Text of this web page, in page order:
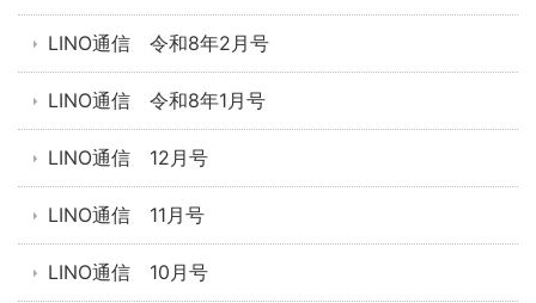
LINO通信 令和8年2月号
LINO通信 令和8年1月号
LINO通信 12月号
LINO通信 11月号
LINO通信 10月号